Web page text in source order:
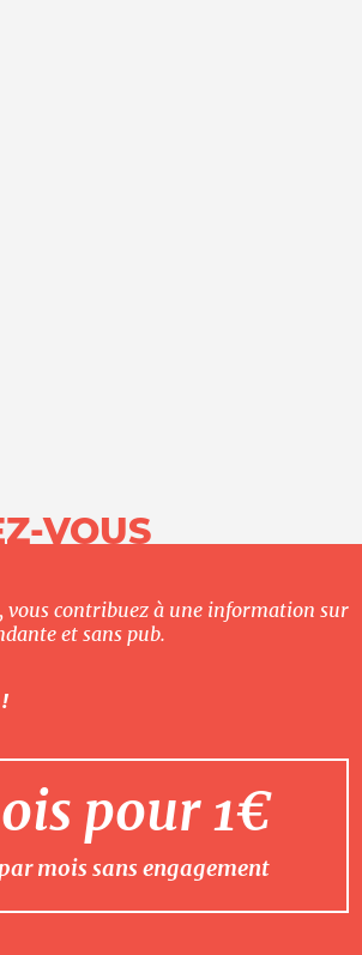
VOUS
vous contribuez à une information sur
et sans pub.
pour 1€
mois sans engagement